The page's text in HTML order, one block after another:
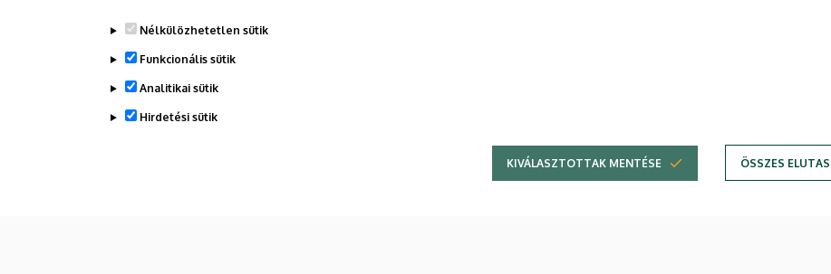
Nélkülözhetetlen sütik
Funkcionális sütik
Analitikai sütik
Hirdetési sütik
KIVÁLASZTOTTAK MENTÉSE ÖSSZES